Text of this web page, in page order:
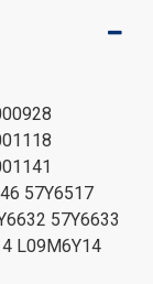
57Y6517
57Y6633
L09M6Y14